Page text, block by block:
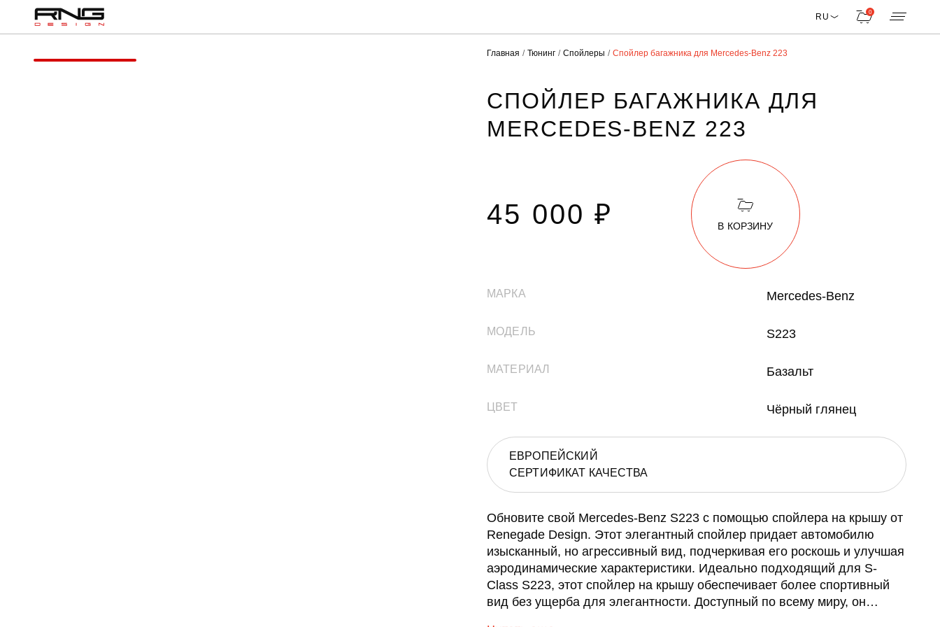
RU 0
Главная Тюнинг Спойлеры Спойлер багажника для Mercedes-Benz 223
СПОЙЛЕР БАГАЖНИКА ДЛЯ
MERCEDES-BENZ 223
45 000 ₽ В КОРЗИНУ
МАРКА Mercedes-Benz
МОДЕЛЬ S223
МАТЕРИАЛ Базальт
ЦВЕТ Чёрный глянец
ЕВРОПЕЙСКИЙ
СЕРТИФИКАТ КАЧЕСТВА
Обновите свой Mercedes-Benz S223 с помощью спойлера на крышу от
Renegade Design. Этот элегантный спойлер придает автомобилю
изысканный, но агрессивный вид, подчеркивая его роскошь и улучшая
аэродинамические характеристики. Идеально подходящий для S-
Class S223, этот спойлер на крышу обеспечивает более спортивный
вид без ущерба для элегантности. Доступный по всему миру, он